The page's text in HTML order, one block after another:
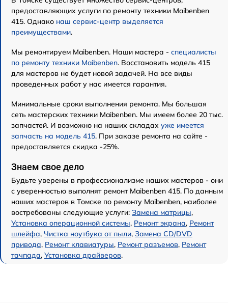
предоставляющих услуги по ремонту техники Maibenben
415. Однако наш сервис-центр выделяется
преимуществами.
Мы ремонтируем Maibenben. Наши мастера - специалисты
по ремонту техники Maibenben. Восстановить модель 415
для мастеров не будет новой задачей. На все виды
проведенных работ у нас имеется гарантия.
Минимальные сроки выполнения ремонта. Мы большая
сеть мастерских техники Maibenben. Мы имеем более 20 тыс.
запчастей. И возможно на наших складах уже имеется
запчасть на модель 415. При заказе ремонта на сайте -
предоставляется скидка -25%.
Знаем свое дело
Будьте уверены в профессионализме наших мастеров - они
с уверенностью выполнят ремонт Maibenben 415. По данным
наших мастеров в Томске по ремонту Maibenben, наиболее
востребованы следующие услуги: Замена матрицы,
Установка операционной системы, Ремонт экрана, Ремонт
шлейфа, Чистка ноутбука от пыли, Замена CD/DVD
привода, Ремонт клавиатуры, Ремонт разъемов, Ремонт
тачпада, Установка драйверов.